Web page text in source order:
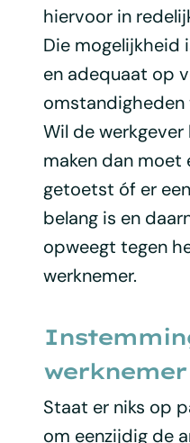
hiervoor in
Die mogelijkheid
en adequaat op
omstandigheden
Wil de
maken dan moet
getoetst óf er
belang is en
opweegt tegen
werknemer.
werknemer
Staat er niks op
om eenzijdig de